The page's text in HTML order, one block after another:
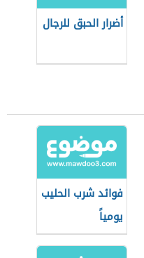
أضرار الحبق للرجال
فوائد شرب الحليب
يومياً